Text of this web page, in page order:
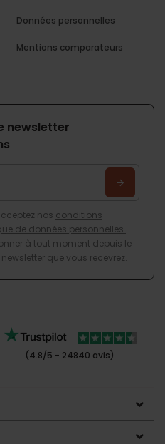
Données personnelles
Mentions comparateurs
newsletter
nos conditions
de données personnelles
à tout moment depuis le
que vous recevrez.
(4.8/5 - 24840 avis)